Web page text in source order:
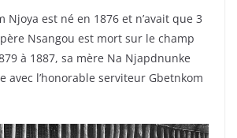
Njoya est né en 1876 et n’avait que 3
Nsangou est mort sur le champ
à 1887, sa mère Na Njapdnunke
avec l’honorable serviteur Gbetnkom